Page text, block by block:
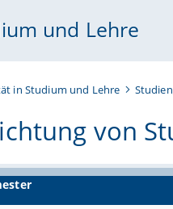
und Lehre
in Studium und Lehre
von